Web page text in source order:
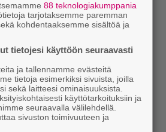
88 teknologiakumppania
tarjotaksemme paremman
kohdentaaksemme sisältöä ja
tietojesi käyttöön seuraavasti
ja tallennamme evästeitä
tietoja esimerkiksi sivuista, joilla
sekä laitteesi ominaisuuksista.
käyttötarkoituksiin ja
seuraavalla välilehdellä.
sivuston toimivuuteen ja